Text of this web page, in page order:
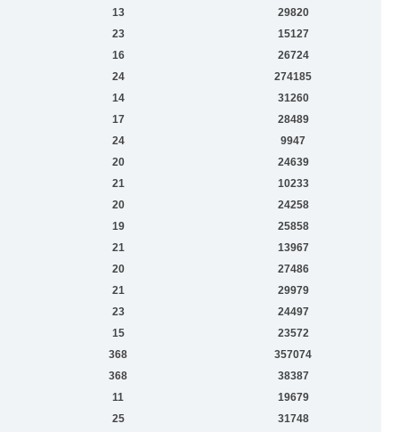
13
29820
23
15127
16
26724
24
274185
14
31260
17
28489
24
9947
20
24639
21
10233
20
24258
19
25858
21
13967
20
27486
21
29979
23
24497
15
23572
368
357074
368
38387
11
19679
25
31748